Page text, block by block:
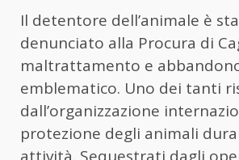
Il detentore dell’animale è
denunciato alla Procura di
maltrattamento e
emblematico. Uno dei tanti
dall’organizzazione
protezione degli animali